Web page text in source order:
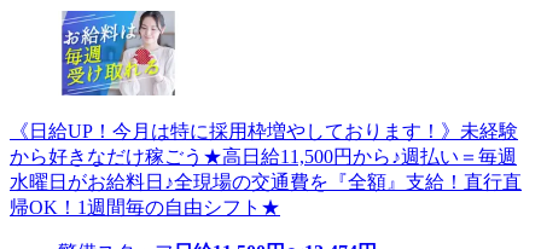
《日給UP！今月は特に採用枠増やしております！》未経験
から好きなだけ稼ごう★高日給11,500円から♪週払い＝毎週
水曜日がお給料日♪全現場の交通費を『全額』支給！直行直
帰OK！1週間毎の自由シフト★